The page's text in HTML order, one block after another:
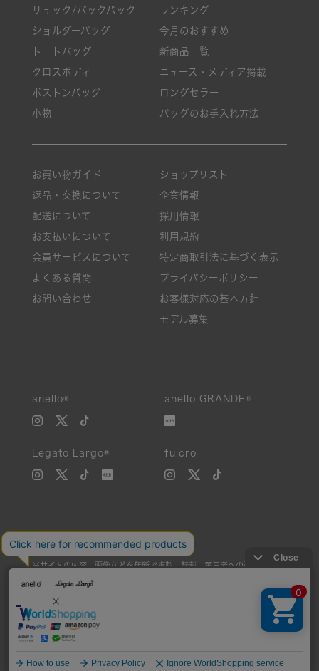
リュック/バックパック
ショルダーバッグ
トートバッグ
クロスボディ
ボストンバッグ
小物
ランキング
今月のおすすめ
新商品一覧
ニュース・メディア掲載
ロングセラー
バッグのお手入れ方法
お買い物ガイド
返品・交換について
配送について
お支払いについて
会員サービスについて
よくある質問
お問い合わせ
ショップリスト
企業情報
採用情報
利用規約
特定商取引法に基づく表示
プライバシーポリシー
お客様対応の基本方針
モデル募集
anello® anello GRANDE®
Legato Largo® fulcro
当サイトの内容、画像などを無断で複製、転載、第三者への譲渡などを
Unauthorized reproduction, duplication, or redistribution of any
images or content from this website is strictly prohibited.